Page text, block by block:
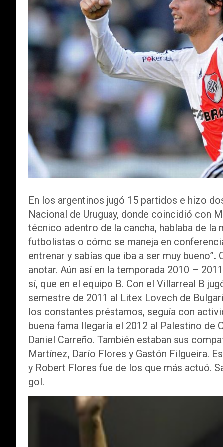
En los argentinos jugó 15 partidos e hizo
Nacional de Uruguay, donde coincidió con
técnico adentro de la cancha, hablaba de la
futbolistas o cómo se maneja en
entrenar y sabías que iba a ser muy bueno”.
anotar. Aún así en la temporada 2010 –
sí, que en el equipo B. Con el Villarreal B
semestre de 2011 al Litex Lovech de
los constantes préstamos, seguía con
buena fama llegaría el 2012 al Palestino de
Daniel Carreño. También estaban sus
Martínez, Darío Flores y Gastón Filgueira.
y Robert Flores fue de los que más actuó.
gol.